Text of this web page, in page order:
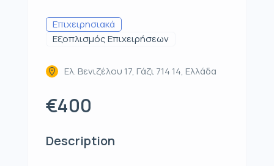
Επιχειρησιακά
Εξοπλισμός Επιχειρήσεων
Ελ. Βενιζέλου 17, Γάζι 714 14, Ελλάδα
€400
Description